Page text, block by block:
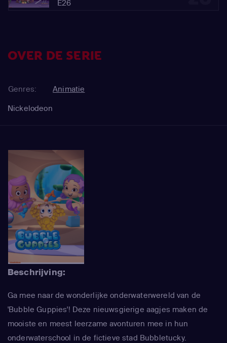
E26
OVER DE SERIE
Genres:
Animatie
Nickelodeon
Beschrijving:
Ga mee naar de wonderlijke onderwaterwereld van de
'Bubble Guppies'! Deze nieuwsgierige aagjes maken de
mooiste en meest leerzame avonturen mee in hun
onderwaterschool in de fictieve stad Bubbletucky.